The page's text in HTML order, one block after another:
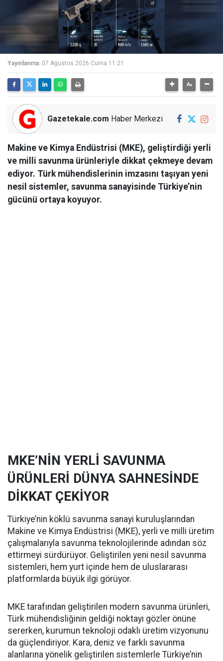
Yayınlanma: 07 Ağustos 2026 Cuma 11:21
Gazetekale.com Haber Merkezi
Makine ve Kimya Endüstrisi (MKE), geliştirdiği yerli
ve milli savunma ürünleriyle dikkat çekmeye devam
ediyor. Türk mühendislerinin imzasını taşıyan yeni
nesil sistemler, savunma sanayisinde Türkiye’nin
gücünü ortaya koyuyor.
MKE’NİN YERLİ SAVUNMA
ÜRÜNLERİ DÜNYA SAHNESİNDE
DİKKAT ÇEKİYOR
Türkiye’nin köklü savunma sanayi kuruluşlarından
Makine ve Kimya Endüstrisi (MKE), yerli ve milli üretim
çalışmalarıyla savunma teknolojilerinde adından söz
ettirmeyi sürdürüyor. Geliştirilen yeni nesil savunma
sistemleri, hem yurt içinde hem de uluslararası
platformlarda büyük ilgi görüyor.
MKE tarafından geliştirilen modern savunma ürünleri,
Türk mühendisliğinin geldiği noktayı gözler önüne
sererken, kurumun teknoloji odaklı üretim vizyonunu
da güçlendiriyor. Kara, deniz ve farklı savunma
alanlarına yönelik geliştirilen sistemlerle Türkiye’nin